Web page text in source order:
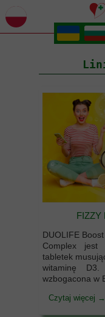
.
.
FIZZY
DUOLIFE
Complex jest
tabletek
witaminę D3.
wzbogacona w
Czytaj więcej →